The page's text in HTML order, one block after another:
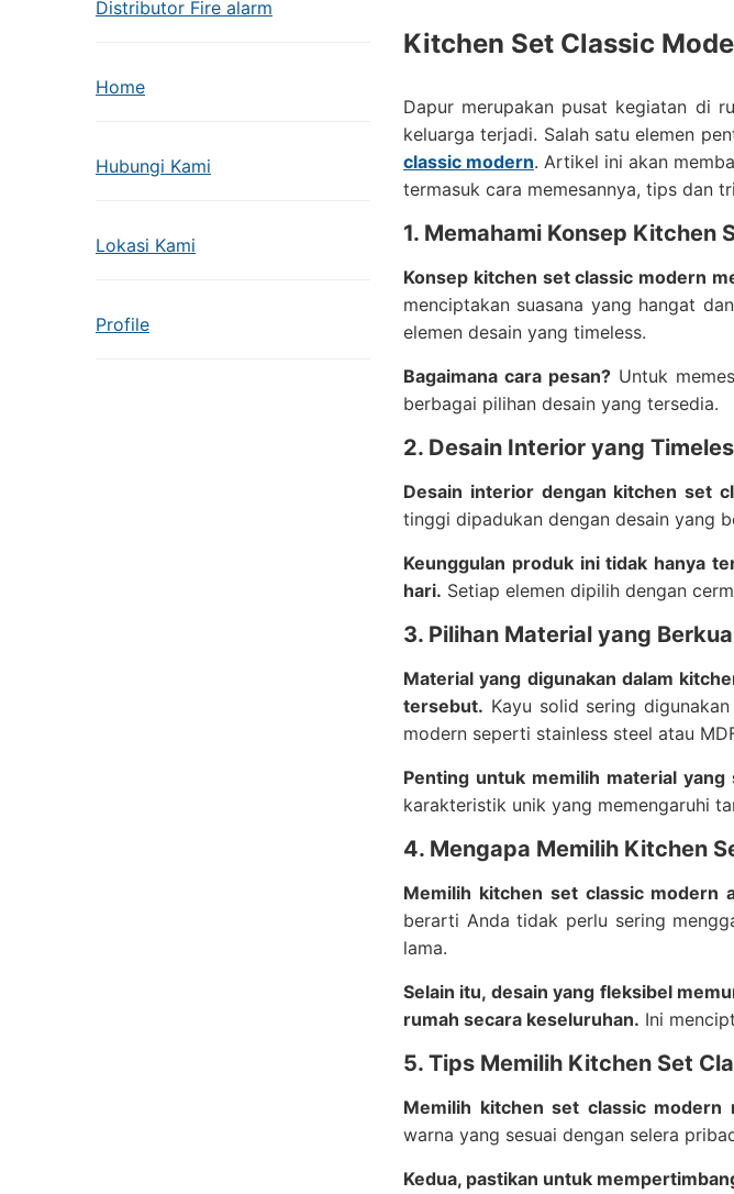
Distributor Fire alarm
Home
Hubungi Kami
Lokasi Kami
Profile
Kitchen Set Classic
Dapur merupakan pusat kegiatan di
keluarga terjadi. Salah satu elemen
classic modern. Artikel ini akan
termasuk cara memesannya, tips dan
1. Memahami Konsep Kitchen
Konsep kitchen set classic modern
menciptakan suasana yang hangat
elemen desain yang timeless.
Bagaimana cara pesan?Untuk
berbagai pilihan desain yang tersedia.
2. Desain Interior yang
Desain interior dengan kitchen set
tinggi dipadukan dengan desain yang
Keunggulan produk ini tidak hanya
hari. Setiap elemen dipilih dengan
3. Pilihan Material yang
Material yang digunakan dalam
tersebut. Kayu solid sering
modern seperti stainless steel atau
Penting untuk memilih material
karakteristik unik yang memengaruhi
4. Mengapa Memilih Kitchen
Memilih kitchen set classic modern
berarti Anda tidak perlu sering
lama.
Selain itu, desain yang fleksibel
rumah secara keseluruhan. Ini
5. Tips Memilih Kitchen Set
Memilih kitchen set classic modern
warna yang sesuai dengan selera
Kedua, pastikan untuk